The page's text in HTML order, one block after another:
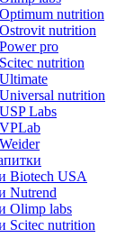
nutrition
nutrition
pro
nutrition
nutrition
Labs
Biotech USA
Nutrend
Olimp labs
Scitec nutrition